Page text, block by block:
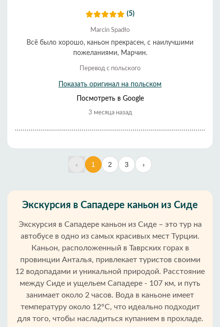
(5)
Marcin Spadło
Всё было хорошо, каньон прекрасен, с наилучшими
пожеланиями, Марчин.
Перевод с польского
Показать оригинал на польском
Посмотреть в Google
3 месяца назад
‹ 1 2 3 ›
Экскурсия в Сападере каньон из Сиде
Экскурсия в Сападере каньон из Сиде – это тур на
автобусе в одно из самых красивых мест Турции.
Каньон, расположенный в Таврских горах в
провинции Анталья, привлекает туристов своими
12 водопадами и уникальной природой. Расстояние
между Сиде и ущельем Сападере - 107 км, и путь
занимает около 2 часов. Вода в каньоне имеет
температуру около 12°C, что идеально подходит
для того, чтобы насладиться купанием в прохладе.